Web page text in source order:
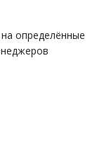
определённые